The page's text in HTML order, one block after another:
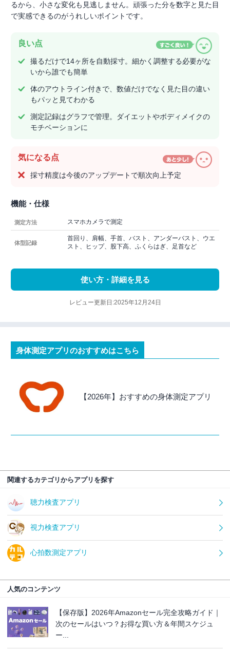
るから、小さな変化も見逃しません。頑張った分を数字と見た目
で実感できるのがうれしいポイントです。
良い点
撮るだけで14ヶ所を自動採寸。細かく調整する必要がな
いから誰でも簡単
体のアウトライン付きで、数値だけでなく見た目の違い
もパッと見てわかる
測定記録はグラフで管理。ダイエットやボディメイクの
モチベーションに
気になる点
採寸精度は今後のアップデートで順次向上予定
機能・仕様
測定方法 スマホカメラで測定
体型記録
首回り、肩幅、手首、バスト、アンダーバスト、ウエ
スト、ヒップ、股下高、ふくらはぎ、足首など
使い方・詳細を見る
レビュー更新日:2025年12月24日
身体測定アプリのおすすめはこちら
【2026年】おすすめの身体測定アプリ
関連するカテゴリからアプリを探す
聴力検査アプリ
視力検査アプリ
心拍数測定アプリ
人気のコンテンツ
【保存版】2026年Amazonセール完全攻略ガイド｜
次のセールはいつ？お得な買い方＆年間スケジュ
ー...